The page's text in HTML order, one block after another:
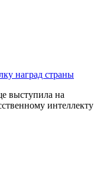
наград страны
выступила на
интеллекту